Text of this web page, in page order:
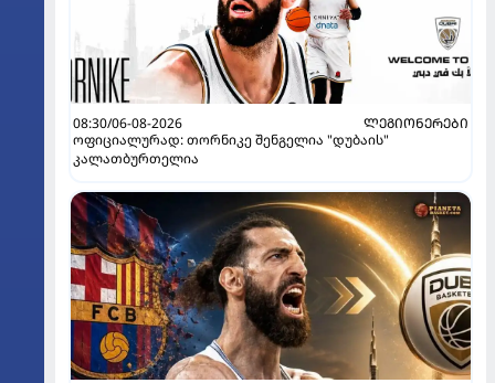
08:30/06-08-2026
ᲚᲔᲒᲘᲝᲜᲔᲠᲔᲑᲘ
ოფიციალურად: თორნიკე შენგელია "დუბაის"
კალათბურთელია